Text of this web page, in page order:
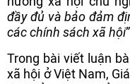
đầy đủ và bảo đảm
các chính sách xã hội”
Trong bài viết luận
xã hội ở Việt Nam,